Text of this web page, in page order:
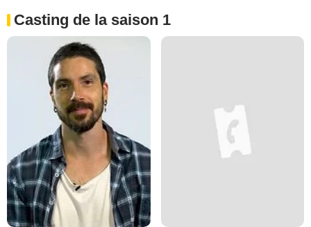
Casting de la saison 1